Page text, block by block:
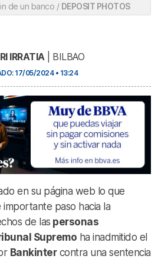
de un banco / DEPOSIT PHOTOS
IRRATIA| BILBAO
17/05/2024 • 13:24
en su página web lo que
paso hacia la
de las personas
Supremo ha inadmitido el
Bankintercontra una sentencia